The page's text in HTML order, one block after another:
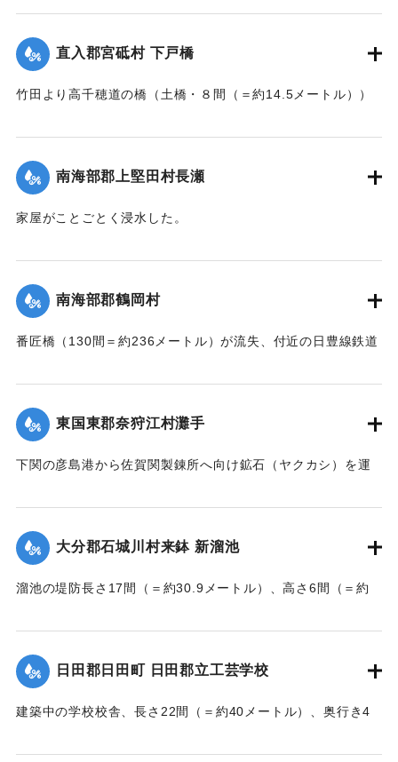
憤慨している。
｜固有コード: 002680200
直入郡宮砥村 下戸橋
竹田より高千穂道の橋（土橋・８間（＝約14.5メートル））
｜固有コード: 002680201
南海部郡上堅田村長瀬
家屋がことごとく浸水した。
｜固有コード:
南海部郡鶴岡村
番匠橋（130間＝約236メートル）が流失、付近の日豊線鉄道
｜固有コード: 002680194
東国東郡奈狩江村灘手
下関の彦島港から佐賀関製錬所へ向け鉱石（ヤクカシ）を運
江村の漁業組合の2人が発見し、消防組と協力、現場へ決死者
7人選抜し現場へ急行させ、辛うじて救助した。
【出典：大分新聞 大正7年7月16日7面（15日夕刊）】
大分郡石城川村来鉢 新溜池
溜池の堤防長さ17間（＝約30.9メートル）、高さ6間（＝約
額は2000円の見込み。
【出典：大分新聞 大正7年7月16日7面（15日夕刊）】
｜固有コード: 002680196
日田郡日田町 日田郡立工芸学校
建築中の学校校舎、長さ22間（＝約40メートル）、奥行き4
校舎は6分方しか竣成しておらず、損害は軽微だった。